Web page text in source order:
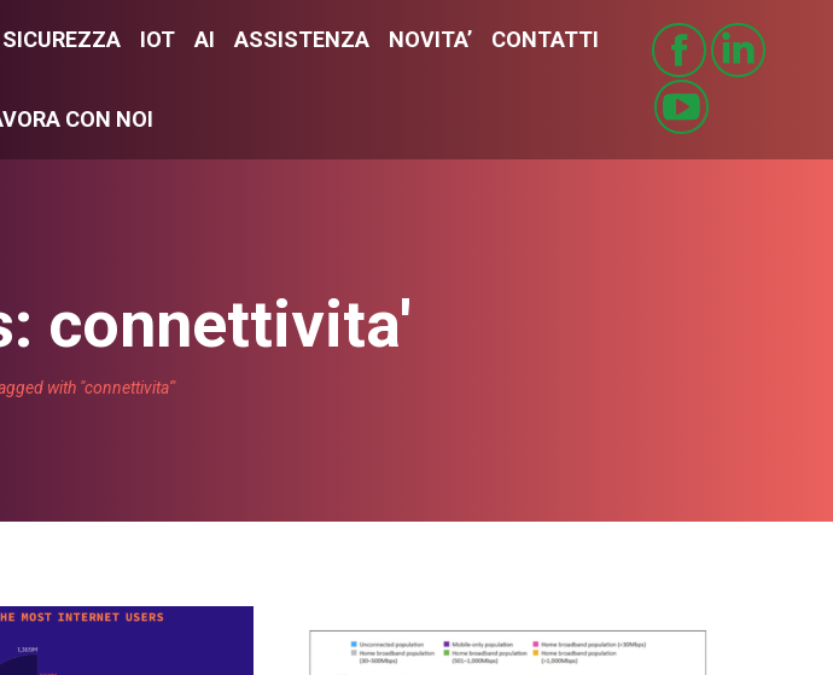
SICUREZZA IOT AI ASSISTENZA NOVITA’ CONTATTI
CON NOI
connettivita'
with "connettivita'"
SICUREZZA IOT AI ASSISTENZA NOVITA’ CONTATTI
CON NOI